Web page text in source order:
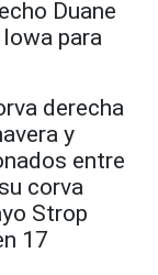
Duane
para
derecha
y
entre
corva
Strop
17